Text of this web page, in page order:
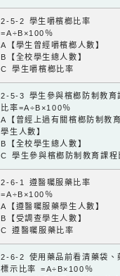
2-5-2 學生嚼檳榔比率
=A÷B×100％
A【學生曾經嚼檳榔人數】
B【全校學生總人數】
C 學生嚼檳榔比率
2-5-3 學生參與檳榔防制教育
比率=A÷B×100％
A【曾經上過有關檳榔防制教
學生人數】
B【全校學生總人數】
C 學生參與檳榔防制教育課程
2-6-1 遵醫囑服藥比率
=A÷B×100％
A【遵醫囑服藥學生人數】
B【受調查學生人數】
C 遵醫囑服藥比率
2-6-2 使用藥品前看清藥袋、
標示比率 =A÷B×100％